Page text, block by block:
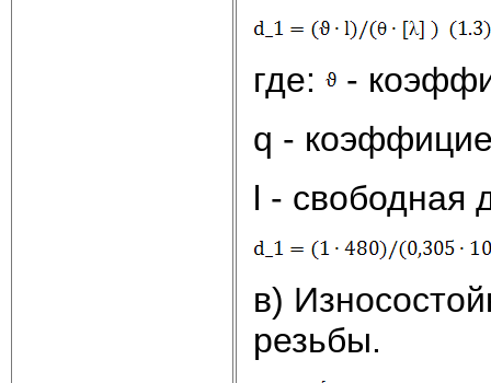
где:
-
q -
l - свободная
в)
резьбы.